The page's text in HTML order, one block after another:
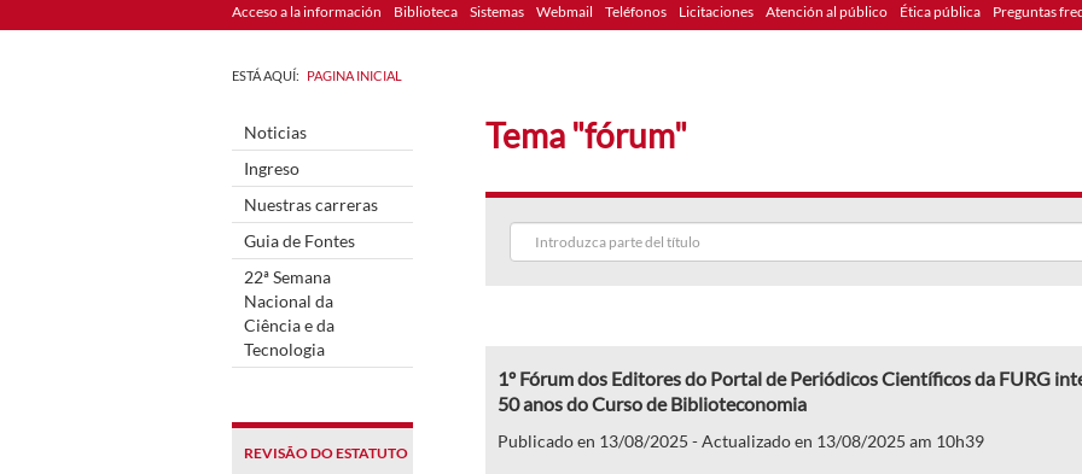
Acceso a la información Biblioteca Sistemas Webmail Teléfonos Licitaciones Atención al público Ética pública Preguntas
ESTÁ AQUÍ: PAGINA INICIAL
Noticias
Ingreso
Nuestras carreras
Guia de Fontes
22ª Semana
Nacional da
Ciência e da
Tecnologia
REVISÃO DO ESTATUTO
Tema "fórum"
1º Fórum dos Editores do Portal de Periódicos Científicos da FURG
50 anos do Curso de Biblioteconomia
Publicado en 13/08/2025 - Actualizado en 13/08/2025 am 10h39